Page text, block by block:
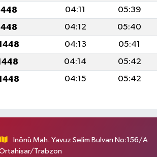
04:11 05:39
04:12 05:40
04:13 05:41
04:14 05:42
04:15 05:42
İnönü Mah. Yavuz Selim Bulvarı No:156/A
Trabzon